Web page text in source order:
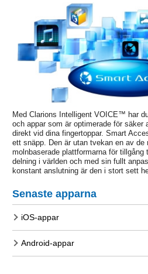
Med Clarions Intelligent VOICE™ har
och appar som är optimerade för säker
direkt vid dina fingertoppar. Smart
ett snäpp. Den är utan tvekan en av de
molnbaserade plattformarna för
delning i världen och med sin fullt
konstant anslutning är den i stort sett
Senaste apparna
iOS-appar
Android-appar